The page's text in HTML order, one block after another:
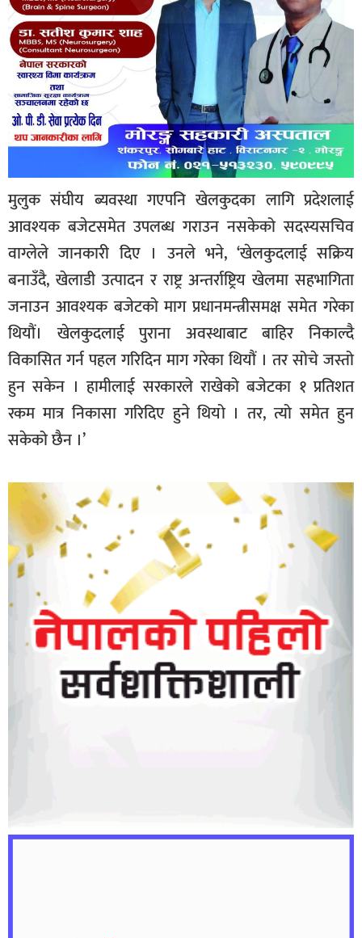
मुलुक संघीय ब्यवस्था गएपनि खेलकुदका लागि प्रदेशलाई
आवश्यक बजेटसमेत उपलब्ध गराउन नसकेको सदस्यसचिव
वाग्लेले जानकारी दिए । उनले भने, ‘खेलकुदलाई सक्रिय
बनाउँदै, खेलाडी उत्पादन र राष्ट्र अन्तर्राष्ट्रिय खेलमा सहभागिता
जनाउन आवश्यक बजेटको माग प्रधानमन्त्रीसमक्ष समेत गरेका
थियौं। खेलकुदलाई पुराना अवस्थाबाट बाहिर निकाल्दै
विकासित गर्न पहल गरिदिन माग गरेका थियौं । तर सोचे जस्तो
हुन सकेन । हामीलाई सरकारले राखेको बजेटका १ प्रतिशत
रकम मात्र निकासा गरिदिए हुने थियो । तर, त्यो समेत हुन
सकेको छैन ।’